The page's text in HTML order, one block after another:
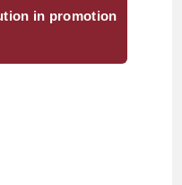
in promotion